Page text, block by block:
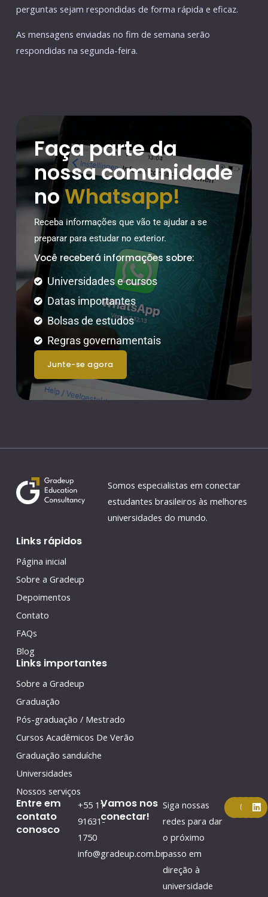
perguntas sejam respondidas de forma rápida e eficaz.
As mensagens enviadas no fim de semana serão
respondidas na segunda-feira.
Faça parte da
nossa comunidade
noWhatsapp!
Receba informações que vão te ajudar a se
preparar para estudar no exterior.
Você receberá informações sobre:
Universidades e cursos
Datas importantes
Bolsas de estudos
Regras governamentais
junte-se agora
Somos especialistas em conectar
estudantes brasileiros às melhores
universidades do mundo.
Links rápidos
Página inicial
Sobre a Gradeup
Depoimentos
Contato
FAQs
Blog
Links importantes
Sobre a Gradeup
Graduação
Pós-graduação / Mestrado
Cursos Acadêmicos De Verão
Graduação sanduíche
Universidades
Nossos serviços
Entre em
contato
conosco
+55 11
91631-
1750
info@gradeup.com.br
Vamos nos
conectar!
Siga nossas
redes para dar
o próximo
passo em
direção à
universidade
F
c
Y
u
I
n
s
L
i
n